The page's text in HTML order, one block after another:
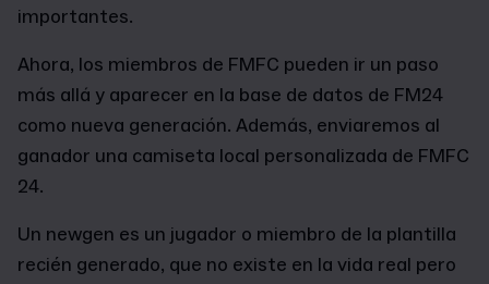
importantes.
Ahora, los miembros de FMFC pueden ir un paso
más allá y aparecer en la base de datos de FM24
como nueva generación. Además, enviaremos al
ganador una camiseta local personalizada de FMFC
24.
Un newgen es un jugador o miembro de la plantilla
recién generado, que no existe en la vida real pero